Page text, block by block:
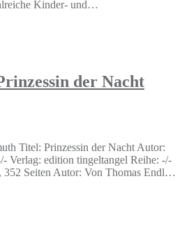
Kinder- und…
der Nacht
Titel: Prinzessin der Nacht Autor:
Verlag: edition tingeltangel Reihe: -/-
352 Seiten Autor: Von Thomas Endl…